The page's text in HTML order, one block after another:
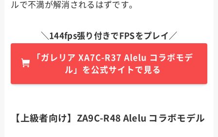
ルで不満が解消されるはずです。
＼144fps張り付きでFPSをプレイ／
「 ガレリアXA7C-R37 Alelu コラボモデ
ル 」を公式サイトで見る
【上級者向け】ZA9C-R48 Alelu コラボモデル